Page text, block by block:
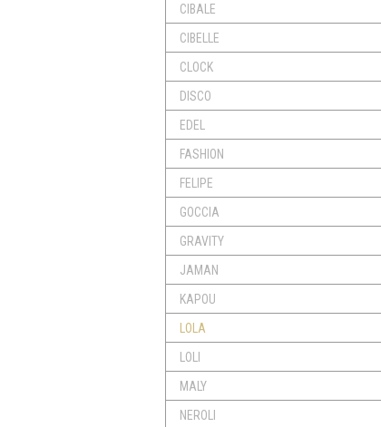
CIBALE
CIBELLE
CLOCK
DISCO
EDEL
FASHION
FELIPE
GOCCIA
GRAVITY
JAMAN
KAPOU
LOLA
LOLI
MALY
NEROLI